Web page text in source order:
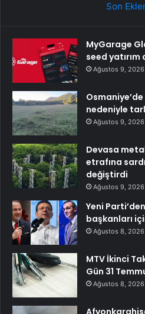
Son
MyGarage
seed yatırım
Ağustos 9, 2026
nedeniyle
Ağustos 9, 2026
Devasa
etrafına
değiştirdi
Ağustos 9, 2026
Yeni
başkanları
Ağustos 8, 2026
MTV İkinci
Gün 31
Ağustos 8, 2026